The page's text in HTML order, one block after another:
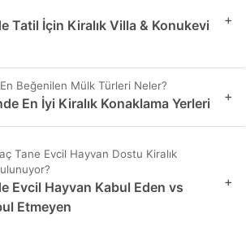
Tatil İçin Kiralık Villa & Konukevi
+
Beğenilen Mülk Türleri Neler?
En İyi Kiralık Konaklama Yerleri +
Tane Evcil Hayvan Dostu Kiralık
Evcil Hayvan Kabul Eden vs
Etmeyen
+